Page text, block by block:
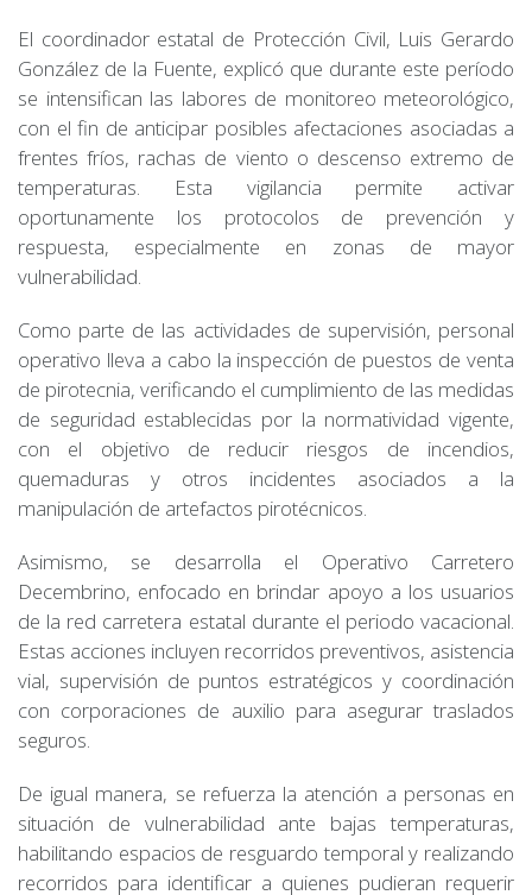
El coordinador estatal de Protección Civil, Luis Gerardo
González de la Fuente, explicó que durante este período
se intensifican las labores de monitoreo meteorológico,
con el fin de anticipar posibles afectaciones asociadas a
frentes fríos, rachas de viento o descenso extremo de
temperaturas. Esta vigilancia permite activar
oportunamente los protocolos de prevención y
respuesta, especialmente en zonas de mayor
vulnerabilidad.
Como parte de las actividades de supervisión, personal
operativo lleva a cabo la inspección de puestos de venta
de pirotecnia, verificando el cumplimiento de las medidas
de seguridad establecidas por la normatividad vigente,
con el objetivo de reducir riesgos de incendios,
quemaduras y otros incidentes asociados a la
manipulación de artefactos pirotécnicos.
Asimismo, se desarrolla el Operativo Carretero
Decembrino, enfocado en brindar apoyo a los usuarios
de la red carretera estatal durante el periodo vacacional.
Estas acciones incluyen recorridos preventivos, asistencia
vial, supervisión de puntos estratégicos y coordinación
con corporaciones de auxilio para asegurar traslados
seguros.
De igual manera, se refuerza la atención a personas en
situación de vulnerabilidad ante bajas temperaturas,
habilitando espacios de resguardo temporal y realizando
recorridos para identificar a quienes pudieran requerir